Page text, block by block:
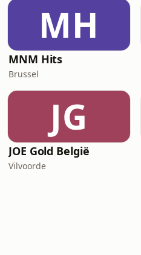
MH
MNM Hits
Brussel
JG
JOE Gold België
Vilvoorde